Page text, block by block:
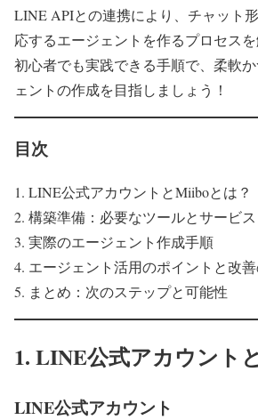
LINE APIとの連携により、チャット
応するエージェントを作るプロセスを
初心者でも実践できる手順で、柔軟
ェントの作成を目指しましょう！
目次
LINE公式アカウントとMiiboとは？
構築準備：必要なツールとサービス
実際のエージェント作成手順
エージェント活用のポイントと改
まとめ：次のステップと可能性
1. LINE公式アカウント
LINE公式アカウント